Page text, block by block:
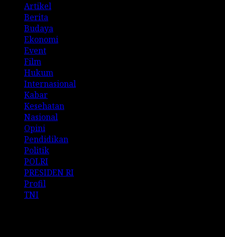
Artikel
Berita
Budaya
Ekonomi
Event
Film
Hukum
Internasional
Kabar
Kesehatan
Nasional
Opini
Pendidikan
Politik
POLRI
PRESIDEN RI
Profil
TNI